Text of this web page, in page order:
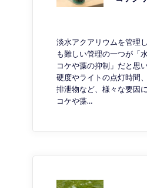
淡水アクアリウムを管理
も難しい管理の一つが「
コケや藻の抑制」だと思
硬度やライトの点灯時間
排泄物など、様々な要因
コケや藻…